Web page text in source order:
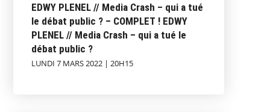
EDWY PLENEL // Media Crash – qui a tué
le débat public ? – COMPLET ! EDWY
PLENEL // Media Crash – qui a tué le
débat public ?
LUNDI 7 MARS 2022 | 20H15